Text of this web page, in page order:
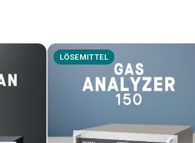
LÖSEMITTEL